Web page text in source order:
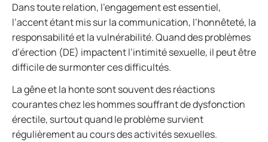
Dans toute relation, l’engagement est essentiel,
l’accent étant mis sur la communication, l’honnêteté, la
responsabilité et la vulnérabilité. Quand des problèmes
d’érection (DE) impactent l’intimité sexuelle, il peut être
difficile de surmonter ces difficultés.
La gêne et la honte sont souvent des réactions
courantes chez les hommes souffrant de dysfonction
érectile, surtout quand le problème survient
régulièrement au cours des activités sexuelles.